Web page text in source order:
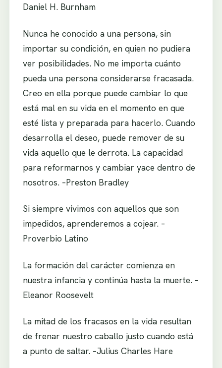
Daniel H. Burnham
Nunca he conocido a una persona, sin
importar su condición, en quien no pudiera
ver posibilidades. No me importa cuánto
pueda una persona considerarse fracasada.
Creo en ella porque puede cambiar lo que
está mal en su vida en el momento en que
esté lista y preparada para hacerlo. Cuando
desarrolla el deseo, puede remover de su
vida aquello que le derrota. La capacidad
para reformarnos y cambiar yace dentro de
nosotros. –Preston Bradley
Si siempre vivimos con aquellos que son
impedidos, aprenderemos a cojear. –
Proverbio Latino
La formación del carácter comienza en
nuestra infancia y continúa hasta la muerte. –
Eleanor Roosevelt
La mitad de los fracasos en la vida resultan
de frenar nuestro caballo justo cuando está
a punto de saltar. –Julius Charles Hare